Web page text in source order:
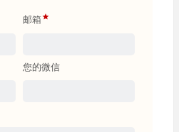
邮箱
您的微信